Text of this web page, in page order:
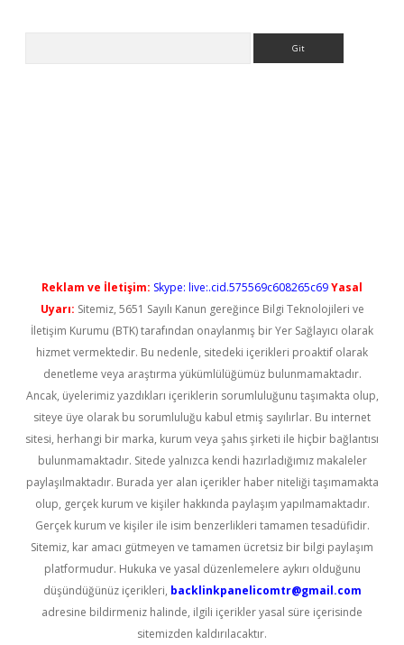
Reklam ve İletişim: Skype: live:.cid.575569c608265c69Yasal
Uyarı: Sitemiz, 5651 Sayılı Kanun gereğince Bilgi Teknolojileri ve
İletişim Kurumu (BTK) tarafından onaylanmış bir Yer Sağlayıcı olarak
hizmet vermektedir. Bu nedenle, sitedeki içerikleri proaktif olarak
denetleme veya araştırma yükümlülüğümüz bulunmamaktadır.
Ancak, üyelerimiz yazdıkları içeriklerin sorumluluğunu taşımakta olup,
siteye üye olarak bu sorumluluğu kabul etmiş sayılırlar. Bu internet
sitesi, herhangi bir marka, kurum veya şahıs şirketi ile hiçbir bağlantısı
bulunmamaktadır. Sitede yalnızca kendi hazırladığımız makaleler
paylaşılmaktadır. Burada yer alan içerikler haber niteliği taşımamakta
olup, gerçek kurum ve kişiler hakkında paylaşım yapılmamaktadır.
Gerçek kurum ve kişiler ile isim benzerlikleri tamamen tesadüfidir.
Sitemiz, kar amacı gütmeyen ve tamamen ücretsiz bir bilgi paylaşım
platformudur. Hukuka ve yasal düzenlemelere aykırı olduğunu
düşündüğünüz içerikleri, backlinkpanelicomtr@gmail.com
adresine bildirmeniz halinde, ilgili içerikler yasal süre içerisinde
sitemizden kaldırılacaktır.